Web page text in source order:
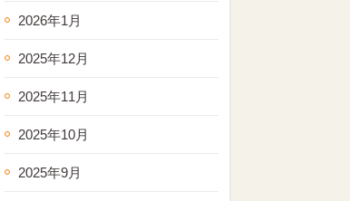
2026年1月
2025年12月
2025年11月
2025年10月
2025年9月